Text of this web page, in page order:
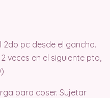
2do pc desde el gancho.
veces en el siguiente pto,
para coser. Sujetar